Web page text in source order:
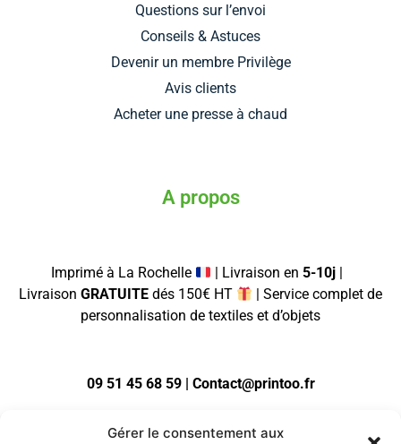
Gérer le consentement aux
Questions sur l’envoi
Conseils & Astuces
Devenir un membre Privilège
Avis clients
Acheter une presse à chaud
A propos
Imprimé à La Rochelle | Livraison en 5-10j
Livraison GRATUITE dés 150€ HT
| Service complet de
personnalisation de textiles et d’objets
09 51 45 68 59 | Contact@printoo.fr